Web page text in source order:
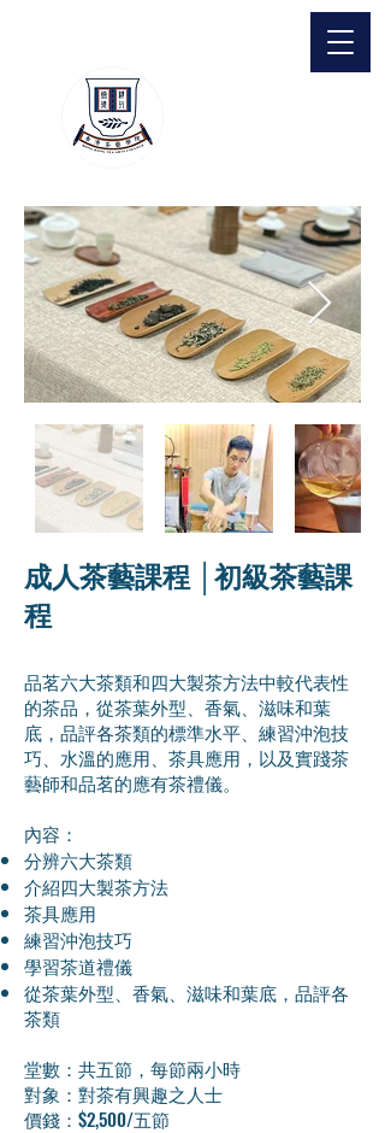
成人茶藝課程 │初級茶藝課
程
品茗六大茶類和四大製茶方法中較代表性
的茶品，從茶葉外型、香氣、滋味和葉
底，品評各茶類的標準水平、練習沖泡技
巧、水溫的應用、茶具應用，以及實踐茶
藝師和品茗的應有茶禮儀。
內容：
分辨六大茶類
介紹四大製茶方法
茶具應用
練習沖泡技巧
學習茶道禮儀
從茶葉外型、香氣、滋味和葉底，品評各
茶類
堂數：共五節，每節兩小時
對象：對茶有興趣之人士
價錢：$2,500/五節